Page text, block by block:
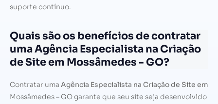
suporte contínuo.
Quais são os benefícios de contratar
uma Agência Especialista na Criação
de Site em Mossâmedes - GO?
Contratar uma Agência Especialista na Criação de Site em
Mossâmedes – GO garante que seu site seja desenvolvido